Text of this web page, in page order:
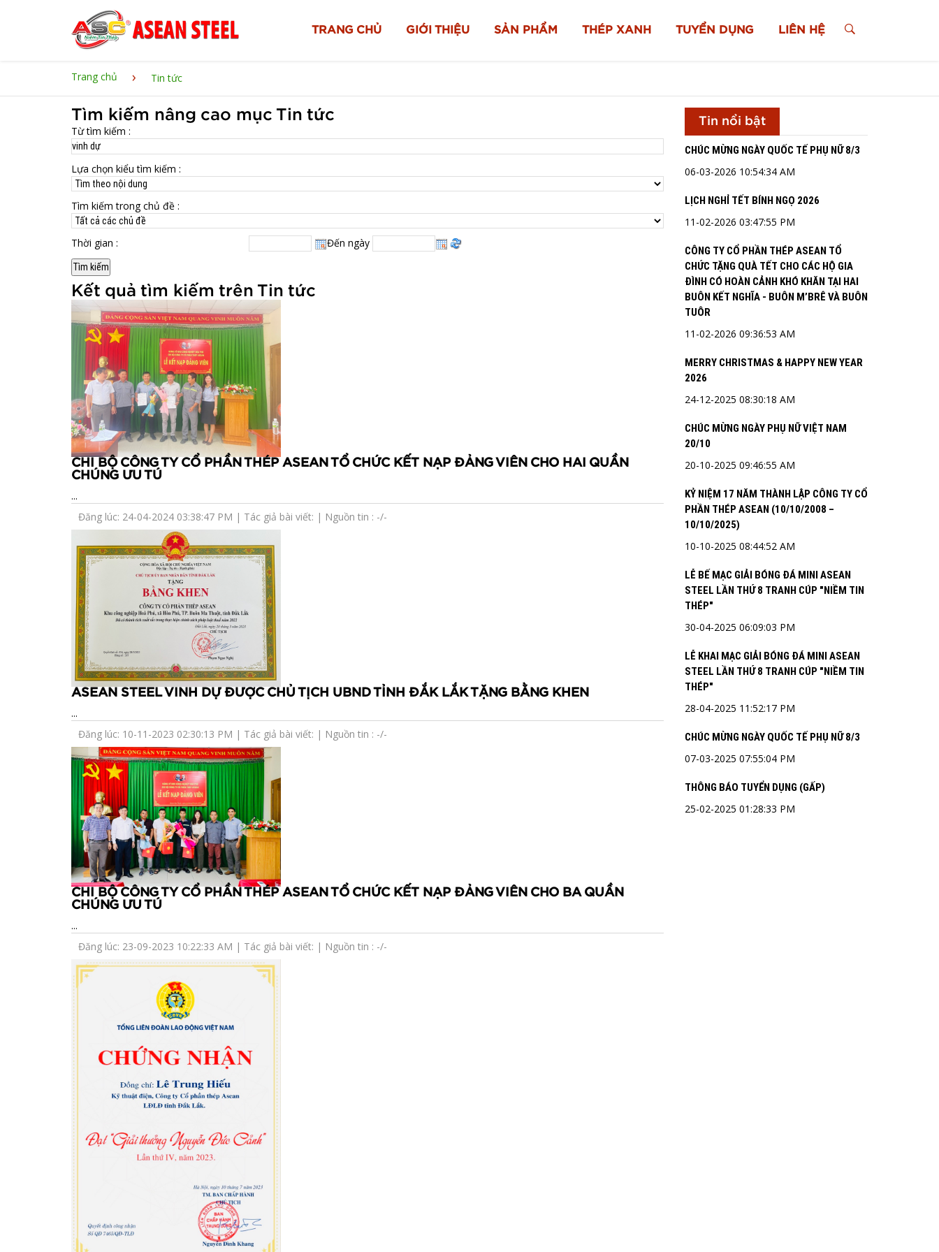
TRANG CHỦ GIỚI THIỆU SẢN PHẨM THÉP XANH TUYỂN DỤNG LIÊN HỆ
Trang chủ › Tin tức
Tìm kiếm nâng cao mục Tin tức
Từ tìm kiếm :
Lựa chọn kiểu tìm kiếm :
Tìm kiếm trong chủ đề :
Thời gian : Đến ngày
Kết quả tìm kiếm trên Tin tức
CHI BỘ CÔNG TY CỔ PHẦN THÉP ASEAN TỔ CHỨC KẾT NẠP ĐẢNG VIÊN CHO HAI QUẦN
CHÚNG ƯU TÚ
...
Đăng lúc: 24-04-2024 03:38:47 PM | Tác giả bài viết: | Nguồn tin : -/-
ASEAN STEEL VINH DỰ ĐƯỢC CHỦ TỊCH UBND TỈNH ĐẮK LẮK TẶNG BẰNG KHEN
...
Đăng lúc: 10-11-2023 02:30:13 PM | Tác giả bài viết: | Nguồn tin : -/-
CHI BỘ CÔNG TY CỔ PHẦN THÉP ASEAN TỔ CHỨC KẾT NẠP ĐẢNG VIÊN CHO BA QUẦN
CHÚNG ƯU TÚ
...
Đăng lúc: 23-09-2023 10:22:33 AM | Tác giả bài viết: | Nguồn tin : -/-
Tin nổi bật
CHÚC MỪNG NGÀY QUỐC TẾ PHỤ NỮ 8/3
06-03-2026 10:54:34 AM
LỊCH NGHỈ TẾT BÍNH NGỌ 2026
11-02-2026 03:47:55 PM
CÔNG TY CỔ PHẦN THÉP ASEAN TỔ
CHỨC TẶNG QUÀ TẾT CHO CÁC HỘ GIA
ĐÌNH CÓ HOÀN CẢNH KHÓ KHĂN TẠI HAI
BUÔN KẾT NGHĨA - BUÔN M’BRÊ VÀ BUÔN
TUÔR
11-02-2026 09:36:53 AM
MERRY CHRISTMAS & HAPPY NEW YEAR
2026
24-12-2025 08:30:18 AM
CHÚC MỪNG NGÀY PHỤ NỮ VIỆT NAM
20/10
20-10-2025 09:46:55 AM
KỶ NIỆM 17 NĂM THÀNH LẬP CÔNG TY CỔ
PHẦN THÉP ASEAN (10/10/2008 –
10/10/2025)
10-10-2025 08:44:52 AM
LỄ BẾ MẠC GIẢI BÓNG ĐÁ MINI ASEAN
STEEL LẦN THỨ 8 TRANH CÚP "NIỀM TIN
THÉP"
30-04-2025 06:09:03 PM
LỄ KHAI MẠC GIẢI BÓNG ĐÁ MINI ASEAN
STEEL LẦN THỨ 8 TRANH CÚP "NIỀM TIN
THÉP"
28-04-2025 11:52:17 PM
CHÚC MỪNG NGÀY QUỐC TẾ PHỤ NỮ 8/3
07-03-2025 07:55:04 PM
THÔNG BÁO TUYỂN DỤNG (GẤP)
25-02-2025 01:28:33 PM